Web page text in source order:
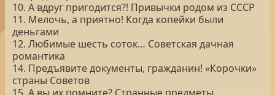
10. А вдруг пригодится?! Привычки родом из СССР
11. Мелочь, а приятно! Когда копейки были
деньгами
12. Любимые шесть соток… Советская дачная
романтика
14. Предъявите документы, гражданин! «Корочки»
страны Советов